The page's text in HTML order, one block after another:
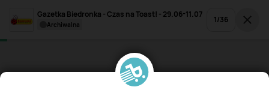
Gazetka Biedronka - Czas na Toast! - 29.06-11.07
archiwalna 1/36